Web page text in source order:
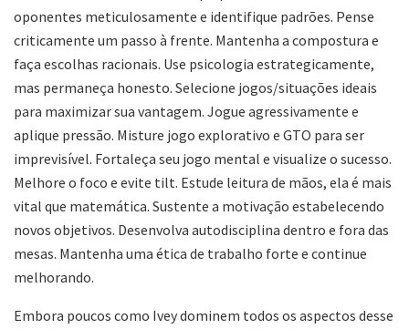
oponentes meticulosamente e identifique padrões. Pense
criticamente um passo à frente. Mantenha a compostura e
faça escolhas racionais. Use psicologia estrategicamente,
mas permaneça honesto. Selecione jogos/situações ideais
para maximizar sua vantagem. Jogue agressivamente e
aplique pressão. Misture jogo explorativo e GTO para ser
imprevisível. Fortaleça seu jogo mental e visualize o sucesso.
Melhore o foco e evite tilt. Estude leitura de mãos, ela é mais
vital que matemática. Sustente a motivação estabelecendo
novos objetivos. Desenvolva autodisciplina dentro e fora das
mesas. Mantenha uma ética de trabalho forte e continue
melhorando.
Embora poucos como Ivey dominem todos os aspectos desse